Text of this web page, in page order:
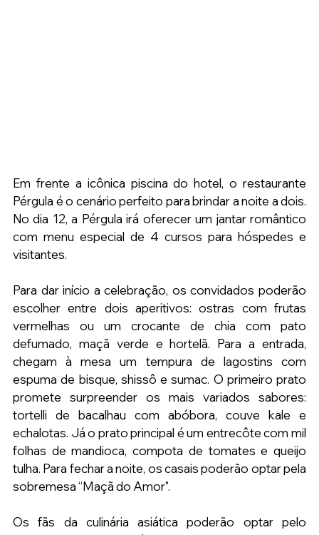
Em frente a icônica piscina do hotel, o restaurante
Pérgula é o cenário perfeito para brindar a noite a dois.
No dia 12, a Pérgula irá oferecer um jantar romântico
com menu especial de 4 cursos para hóspedes e
visitantes.
Para dar início a celebração, os convidados poderão
escolher entre dois aperitivos: ostras com frutas
vermelhas ou um crocante de chia com pato
defumado, maçã verde e hortelã. Para a entrada,
chegam à mesa um tempura de lagostins com
espuma de bisque, shissô e sumac. O primeiro prato
promete surpreender os mais variados sabores:
tortelli de bacalhau com abóbora, couve kale e
echalotas. Já o prato principal é um entrecôte com mil
folhas de mandioca, compota de tomates e queijo
tulha. Para fechar a noite, os casais poderão optar pela
sobremesa “Maçã do Amor".
Os fãs da culinária asiática poderão optar pelo